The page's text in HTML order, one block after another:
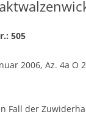
505
2006, Az. 4a O
Fall der